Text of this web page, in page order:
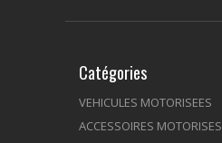
Catégories
VEHICULES MOTORISEES
ACCESSOIRES MOTORISES